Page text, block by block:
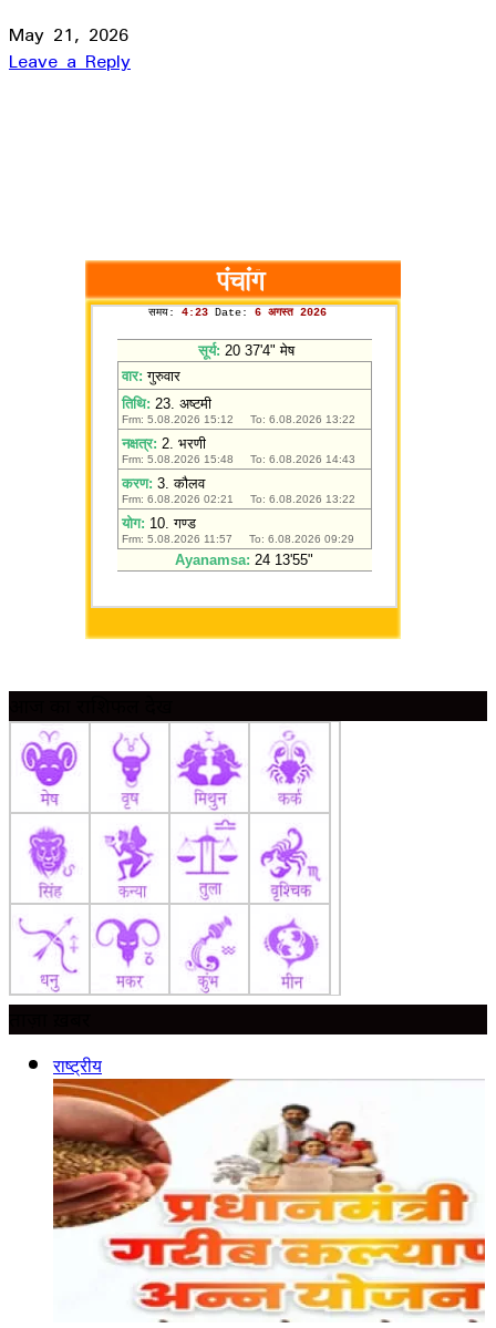
May 21, 2026
Leave a Reply
राष्ट्रीय